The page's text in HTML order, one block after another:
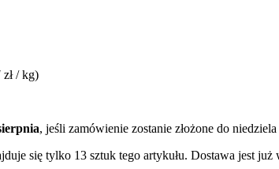
/ kg)
, jeśli zamówienie zostanie złożone do
się tylko 13 sztuk tego artykułu. Dostawa jest